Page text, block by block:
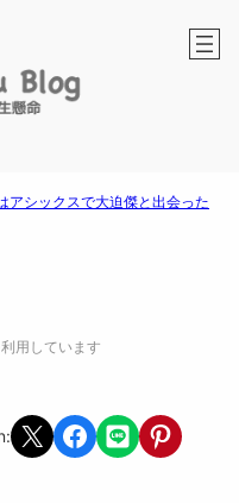
アシックスで大迫傑と出会った
用しています
Share on X Share on Facebook
Share on LINEShare on